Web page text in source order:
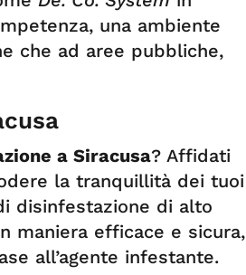
una ambiente
che ad aree pubbliche,
a Siracusa? Affidati
la tranquillità dei tuoi
disinfestazione di alto
maniera efficace e sicura,
all’agente infestante.